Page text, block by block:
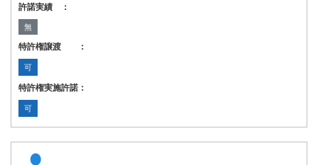
許諾実績 ：
無
特許権譲渡 ：
可
特許権実施許諾：
可